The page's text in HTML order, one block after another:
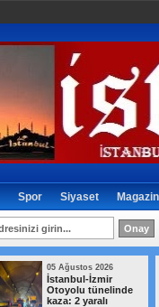
Spor Siyaset Magazin
05 Ağustos 2026
İstanbul-İzmir
Otoyolu tünelinde
kaza: 2 yaralı